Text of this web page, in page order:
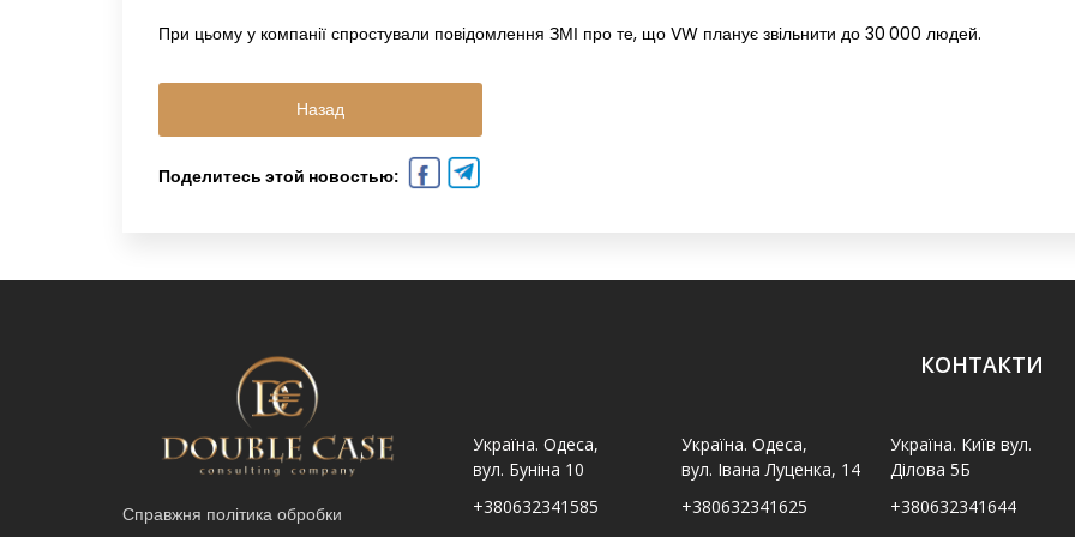
При цьому у компанії спростували повідомлення ЗМІ про те, що VW планує звільнити до 30 000 людей.
Назад
Поделитесь этой новостью:
Справжня політика обробки
КОНТАКТИ
Україна. Львів вул.
+380632341740
Україна. Львів, просп.
Чорновола 67Г
+380632341780
Україна. Одеса,
вул. Буніна 10
+380632341585
Україна. Одеса,
вул. Івана Луценка, 14
+380632341625
Україна. Київ вул.
Ділова 5Б
+380632341644